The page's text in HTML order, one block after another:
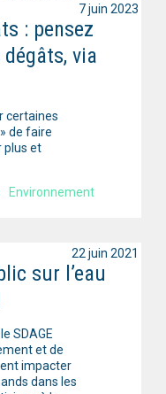
: pensez
via
certaines
de faire
plus et
Environnement
7 juin 2023
sur l’eau
SDAGE
et de
impacter
dans les
22 juin 2021